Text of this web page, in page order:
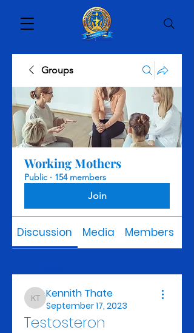
Groups
Working Mothers
Public · 154 members
Join
Discussion Media Members
Kennith Thate
Kennith Thate
September 17, 2023
Testosteron